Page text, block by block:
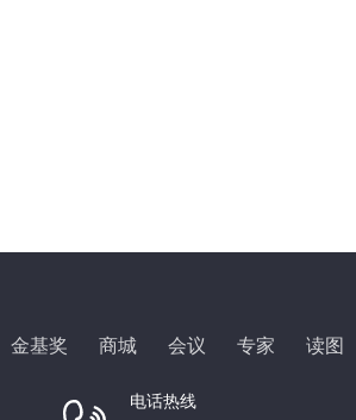
金基奖 商城 会议 专家
读图
电话热线